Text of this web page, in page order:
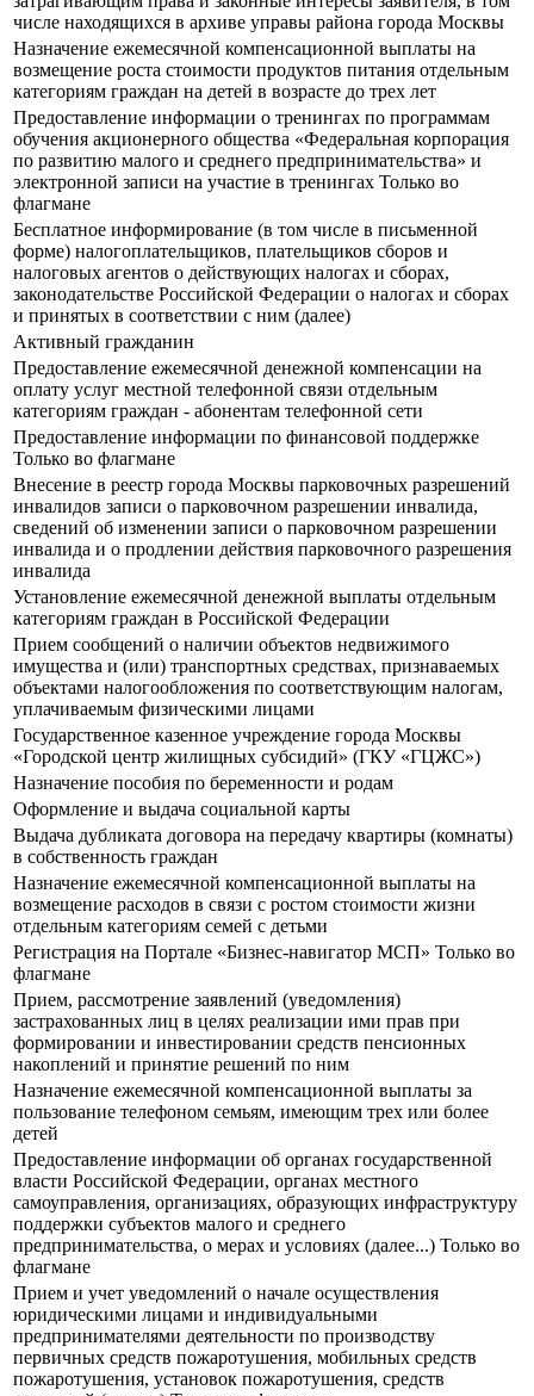
числе находящихся в архиве управы района города Москвы
Назначение ежемесячной компенсационной выплаты на
возмещение роста стоимости продуктов питания отдельным
категориям граждан на детей в возрасте до трех лет
Предоставление информации о тренингах по программам
обучения акционерного общества «Федеральная корпорация
по развитию малого и среднего предпринимательства» и
электронной записи на участие в тренингах Только во
флагмане
Бесплатное информирование (в том числе в письменной
форме) налогоплательщиков, плательщиков сборов и
налоговых агентов о действующих налогах и сборах,
законодательстве Российской Федерации о налогах и сборах
и принятых в соответствии с ним (далее)
Активный гражданин
Предоставление ежемесячной денежной компенсации на
оплату услуг местной телефонной связи отдельным
категориям граждан - абонентам телефонной сети
Предоставление информации по финансовой поддержке
Только во флагмане
Внесение в реестр города Москвы парковочных разрешений
инвалидов записи о парковочном разрешении инвалида,
сведений об изменении записи о парковочном разрешении
инвалида и о продлении действия парковочного разрешения
инвалида
Установление ежемесячной денежной выплаты отдельным
категориям граждан в Российской Федерации
Прием сообщений о наличии объектов недвижимого
имущества и (или) транспортных средствах, признаваемых
объектами налогообложения по соответствующим налогам,
уплачиваемым физическими лицами
Государственное казенное учреждение города Москвы
«Городской центр жилищных субсидий» (ГКУ «ГЦЖС»)
Назначение пособия по беременности и родам
Оформление и выдача социальной карты
Выдача дубликата договора на передачу квартиры (комнаты)
в собственность граждан
Назначение ежемесячной компенсационной выплаты на
возмещение расходов в связи с ростом стоимости жизни
отдельным категориям семей с детьми
Регистрация на Портале «Бизнес-навигатор МСП» Только во
флагмане
Прием, рассмотрение заявлений (уведомления)
застрахованных лиц в целях реализации ими прав при
формировании и инвестировании средств пенсионных
накоплений и принятие решений по ним
Назначение ежемесячной компенсационной выплаты за
пользование телефоном семьям, имеющим трех или более
детей
Предоставление информации об органах государственной
власти Российской Федерации, органах местного
самоуправления, организациях, образующих инфраструктуру
поддержки субъектов малого и среднего
предпринимательства, о мерах и условиях (далее...) Только во
флагмане
Прием и учет уведомлений о начале осуществления
юридическими лицами и индивидуальными
предпринимателями деятельности по производству
первичных средств пожаротушения, мобильных средств
пожаротушения, установок пожаротушения, средств